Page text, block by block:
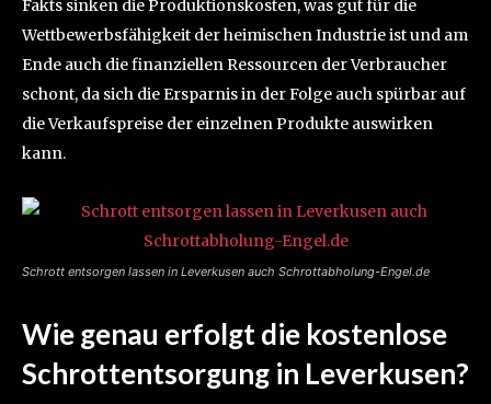
Fakts sinken die Produktionskosten, was gut für die
Wettbewerbsfähigkeit der heimischen Industrie ist und am
Ende auch die finanziellen Ressourcen der Verbraucher
schont, da sich die Ersparnis in der Folge auch spürbar auf
die Verkaufspreise der einzelnen Produkte auswirken
kann.
Schrott entsorgen lassen in Leverkusen auch Schrottabholung-Engel.de
Wie genau erfolgt die kostenlose
Schrottentsorgung in Leverkusen?